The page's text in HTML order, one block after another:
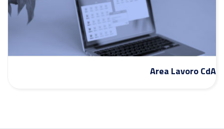
Area Lavoro CdA